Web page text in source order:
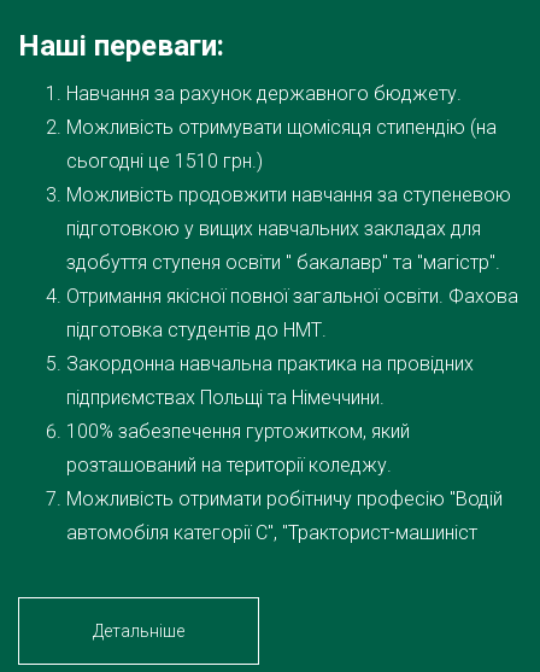
Наші переваги:
Навчання за рахунок державного бюджету.
Можливість отримувати щомісяця стипендію (на
сьогодні це 1510 грн.)
Можливість продовжити навчання за ступеневою
підготовкою у вищих навчальних закладах для
здобуття ступеня освіти " бакалавр" та "магістр".
Отримання якісної повної загальної освіти. Фахова
підготовка студентів до НМТ.
Закордонна навчальна практика на провідних
підприємствах Польщі та Німеччини.
100% забезпечення гуртожитком, який
розташований на території коледжу.
Можливість отримати робітничу професію "Водій
автомобіля категорії С", "Тракторист-машиніст
Детальніше